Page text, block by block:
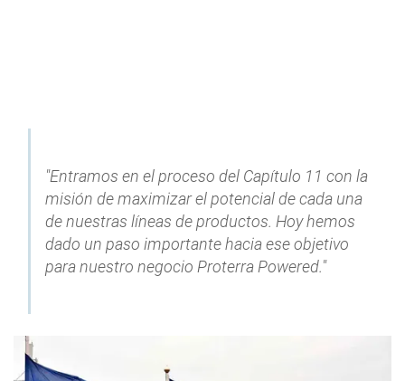
"Entramos en el proceso del Capítulo 11 con la
misión de maximizar el potencial de cada una
de nuestras líneas de productos. Hoy hemos
dado un paso importante hacia ese objetivo
para nuestro negocio Proterra Powered."